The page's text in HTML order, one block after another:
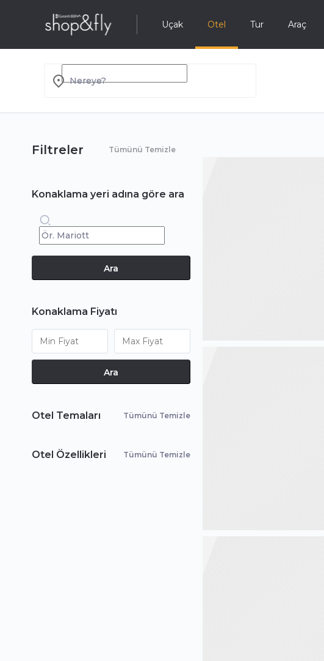
Uçak Otel Tur Araç
Nereye?
Filtreler Tümünü Temizle
Konaklama yeri adına göre ara
Ara
Konaklama Fiyatı
Ara
Otel Temaları Tümünü Temizle
Otel Özellikleri Tümünü Temizle